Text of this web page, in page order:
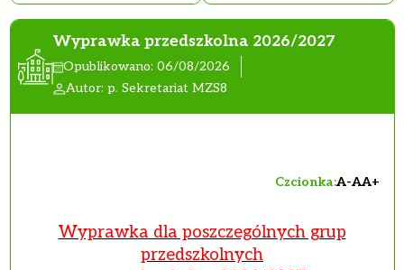
Wyprawka przedszkolna 2026/2027
Opublikowano: 06/08/2026
Autor: p. Sekretariat MZS8
Czcionka:A-AA+
Wyprawka dla poszczególnych grup
przedszkolnych